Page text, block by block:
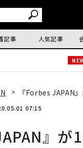
記事 人気記事
『Forbes JAPAN
07:15
』